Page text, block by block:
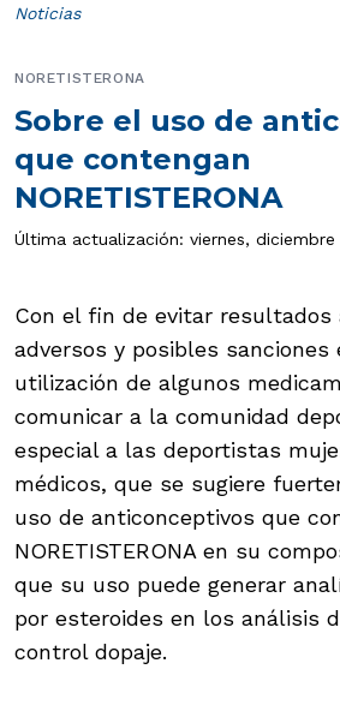
Noticias
Sobre el uso de
que contengan
NORETISTERONA
NORETISTERONA
Última actualización: viernes, diciembre
Con el fin de evitar resultados
adversos y posibles sanciones
utilización de algunos
comunicar a la comunidad
especial a las deportistas
médicos, que se sugiere
uso de anticonceptivos que
NORETISTERONA en su
que su uso puede generar
por esteroides en los análisis
control dopaje.